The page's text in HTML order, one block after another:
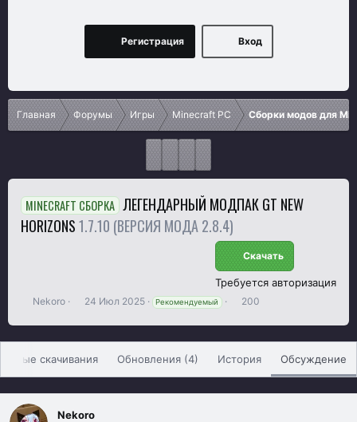
Вход
Регистрация
Главная Форумы Игры Minecraft PC Сборки модов для
MINECRAFT СБОРКА ЛЕГЕНДАРНЫЙ МОДПАК GT NEW
HORIZONS1.7.10 (ВЕРСИЯ МОДА 2.8.4)
Скачать
Требуется авторизация
А
т
о
р
ы
Nekoro
Д
т
а
н
л
24 Июл 2025 Рекомендуемый
П
о
с
м
200
скачивания Обновления (4) История Обсуждение
Nekoro